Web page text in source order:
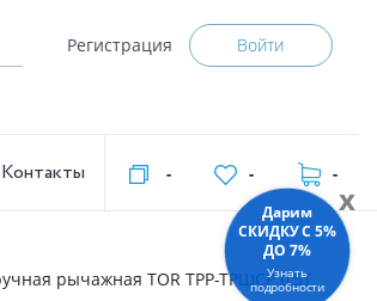
Регистрация Войти
Контакты - - -
рычажная TOR ТРР-ТРШСР 0,5Т
x
Дарим
СКИДКУ C 5%
ДО 7%
Узнать
подробности